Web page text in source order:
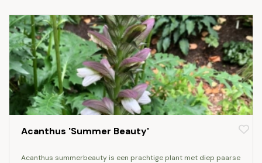
Acanthus 'Summer Beauty'
acanthus summerbeauty is een prachtige plant met diep paarse